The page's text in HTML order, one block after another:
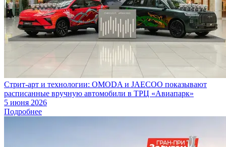
Стрит-арт и технологии: OMODA и JAECOO показывают
расписанные вручную автомобили в ТРЦ «Авиапарк»
5 июня 2026
Подробнее